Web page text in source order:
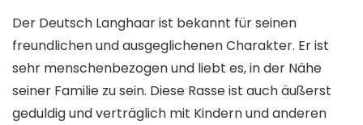
Der Deutsch Langhaar ist bekannt für seinen
freundlichen und ausgeglichenen Charakter. Er ist
sehr menschenbezogen und liebt es, in der Nähe
seiner Familie zu sein. Diese Rasse ist auch äußerst
geduldig und verträglich mit Kindern und anderen